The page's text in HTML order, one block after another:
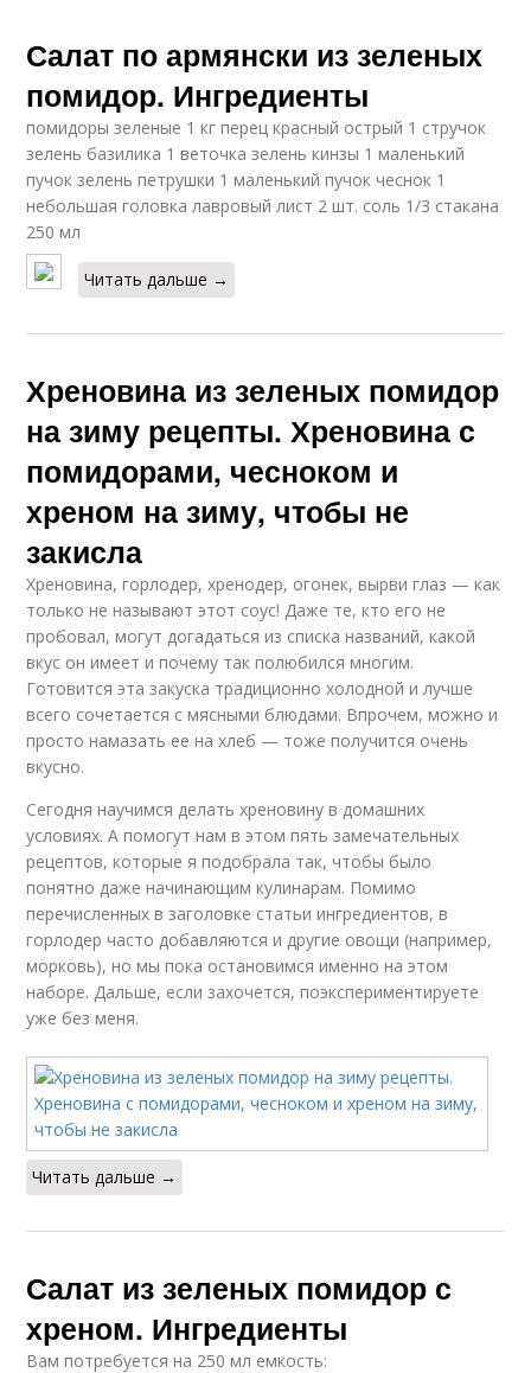
Салат по армянски из зеленых
помидор. Ингредиенты
помидоры зеленые 1 кг перец красный острый 1 стручок
зелень базилика 1 веточка зелень кинзы 1 маленький
пучок зелень петрушки 1 маленький пучок чеснок 1
небольшая головка лавровый лист 2 шт. соль 1/3 стакана
250 мл
Читать дальше →
Хреновина из зеленых помидор
на зиму рецепты. Хреновина с
помидорами, чесноком и
хреном на зиму, чтобы не
закисла
Хреновина, горлодер, хренодер, огонек, вырви глаз — как
только не называют этот соус! Даже те, кто его не
пробовал, могут догадаться из списка названий, какой
вкус он имеет и почему так полюбился многим.
Готовится эта закуска традиционно холодной и лучше
всего сочетается с мясными блюдами. Впрочем, можно и
просто намазать ее на хлеб — тоже получится очень
вкусно.
Сегодня научимся делать хреновину в домашних
условиях. А помогут нам в этом пять замечательных
рецептов, которые я подобрала так, чтобы было
понятно даже начинающим кулинарам. Помимо
перечисленных в заголовке статьи ингредиентов, в
горлодер часто добавляются и другие овощи (например,
морковь), но мы пока остановимся именно на этом
наборе. Дальше, если захочется, поэкспериментируете
уже без меня.
Читать дальше →
Салат из зеленых помидор с
хреном. Ингредиенты
Вам потребуется на 250 мл емкость: